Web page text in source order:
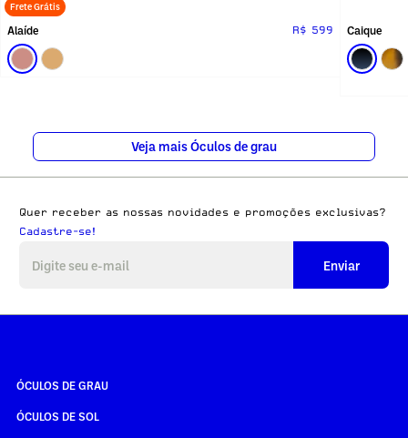
Frete Grátis
Alaíde R$ 599 Caique
Veja mais Óculos de grau
Quer receber as nossas novidades e promoções exclusivas?
Cadastre-se!
Enviar
ÓCULOS DE GRAU
ÓCULOS DE SOL